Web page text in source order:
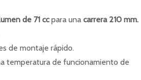
de 71 ccpara una carrera 210 mm.
de montaje rápido.
temperatura de funcionamiento de